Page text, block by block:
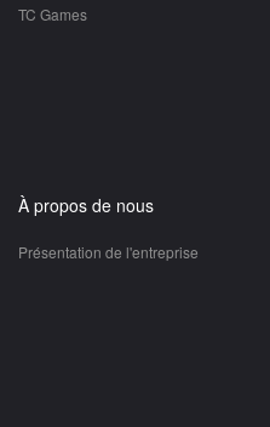
TC Games
À propos de nous
Présentation de l'entreprise